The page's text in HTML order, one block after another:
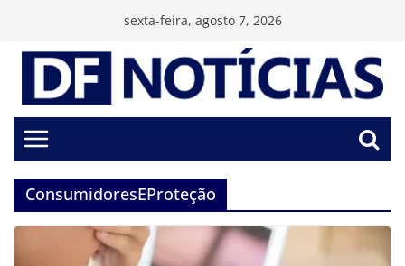
conteúdo
sexta-feira, agosto 7, 2026
ConsumidoresEProteção